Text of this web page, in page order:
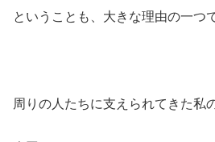
ということも、大きな理由の一つ
周りの人たちに支えられてきた私